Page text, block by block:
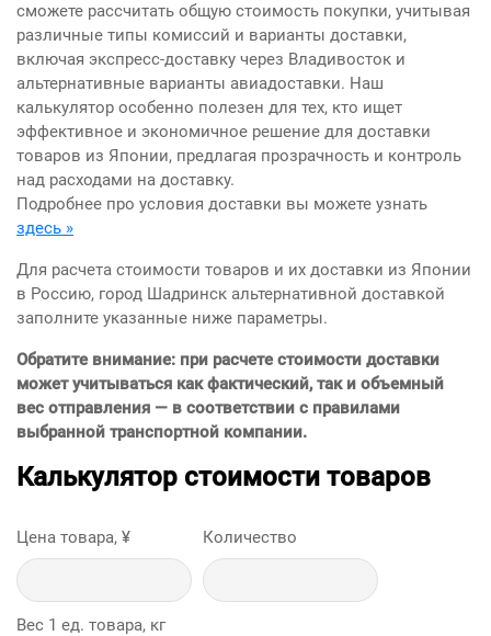
сможете рассчитать общую стоимость покупки, учитывая
различные типы комиссий и варианты доставки,
включая экспресс-доставку через Владивосток и
альтернативные варианты авиадоставки. Наш
калькулятор особенно полезен для тех, кто ищет
эффективное и экономичное решение для доставки
товаров из Японии, предлагая прозрачность и контроль
над расходами на доставку.
Подробнее про условия доставки вы можете узнать
здесь »
Для расчета стоимости товаров и их доставки из Японии
в Россию, город Шадринск альтернативной доставкой
заполните указанные ниже параметры.
Обратите внимание: при расчете стоимости доставки
может учитываться как фактический, так и объемный
вес отправления — в соответствии с правилами
выбранной транспортной компании.
Калькулятор стоимости товаров
Цена товара, ¥ Количество
Вес 1 ед. товара, кг